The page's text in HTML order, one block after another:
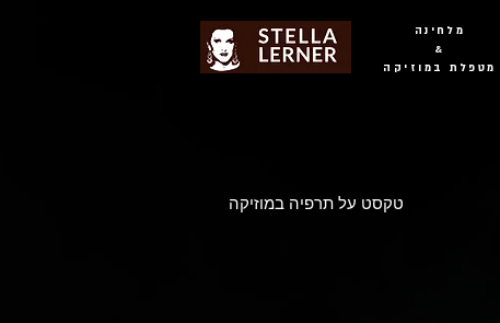
מלחינה
&
מטפלת במוזיקה
טקסט על תרפיה במוזיקה